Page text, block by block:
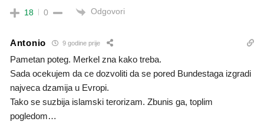
18 0 Odgovori
Antonio 9 godine prije
Pametan poteg. Merkel zna kako treba.
Sada ocekujem da ce dozvoliti da se pored Bundestaga izgradi
najveca dzamija u Evropi.
Tako se suzbija islamski terorizam. Zbunis ga, toplim
pogledom…